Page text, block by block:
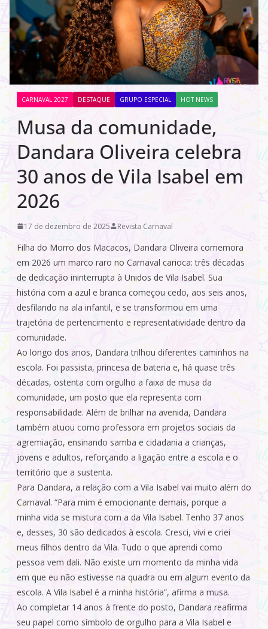
CARNAVAL 2027 DESTAQUE GRUPO ESPECIAL HOT NEWS
Musa da comunidade,
Dandara Oliveira celebra
30 anos de Vila Isabel em
2026
17 de dezembro de 2025 Revista Carnaval
Filha do Morro dos Macacos, Dandara Oliveira comemora
em 2026 um marco raro no Carnaval carioca: três décadas
de dedicação ininterrupta à Unidos de Vila Isabel. Sua
história com a azul e branca começou cedo, aos seis anos,
desfilando na ala infantil, e se transformou em uma
trajetória de pertencimento e representatividade dentro da
comunidade.
Ao longo dos anos, Dandara trilhou diferentes caminhos na
escola. Foi passista, princesa de bateria e, há quase três
décadas, ostenta com orgulho a faixa de musa da
comunidade, um posto que ela representa com
responsabilidade. Além de brilhar na avenida, Dandara
também atuou como professora em projetos sociais da
agremiação, ensinando samba e cidadania a crianças,
jovens e adultos, reforçando a ligação entre a escola e o
território que a sustenta.
Para Dandara, a relação com a Vila Isabel vai muito além do
Carnaval. “Para mim é emocionante demais, porque a
minha vida se mistura com a da Vila Isabel. Tenho 37 anos
e, desses, 30 são dedicados à escola. Cresci, vivi e criei
meus filhos dentro da Vila. Tudo o que aprendi como
pessoa vem dali. Não existe um momento da minha vida
em que eu não estivesse na quadra ou em algum evento da
escola. A Vila Isabel é a minha história”, afirma a musa.
Ao completar 14 anos à frente do posto, Dandara reafirma
seu papel como símbolo de orgulho para a Vila Isabel e